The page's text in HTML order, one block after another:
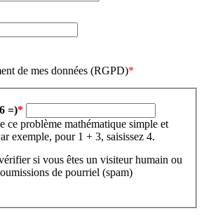
de mes données (RGPD)
=)
ce problème mathématique simple et
exemple, pour 1 + 3, saisissez 4.
si vous êtes un visiteur humain ou
de pourriel (spam)